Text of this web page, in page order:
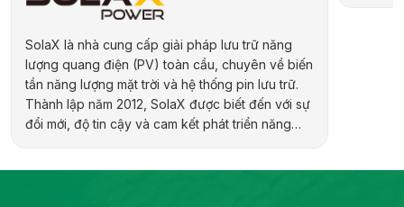
SolaX là nhà cung cấp giải pháp lưu trữ năng
lượng quang điện (PV) toàn cầu, chuyên về biến
tần năng lượng mặt trời và hệ thống pin lưu trữ.
Thành lập năm 2012, SolaX được biết đến với sự
đổi mới, độ tin cậy và cam kết phát triển năng